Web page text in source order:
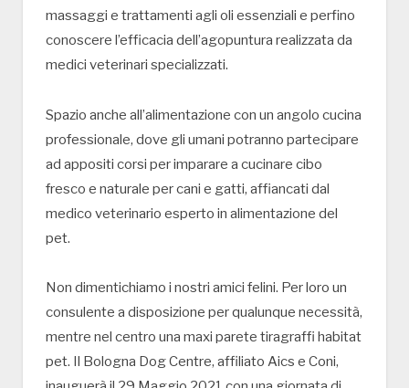
massaggi e trattamenti agli oli essenziali e perfino
conoscere l’efficacia dell’agopuntura realizzata da
medici veterinari specializzati.
Spazio anche all’alimentazione con un angolo cucina
professionale, dove gli umani potranno partecipare
ad appositi corsi per imparare a cucinare cibo
fresco e naturale per cani e gatti, affiancati dal
medico veterinario esperto in alimentazione del
pet.
Non dimentichiamo i nostri amici felini. Per loro un
consulente a disposizione per qualunque necessità,
mentre nel centro una maxi parete tiragraffi habitat
pet. Il Bologna Dog Centre, affiliato Aics e Coni,